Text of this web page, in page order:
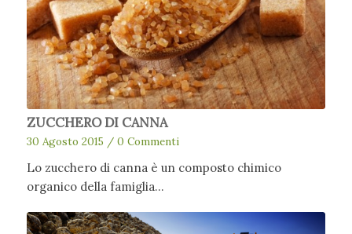
ZUCCHERO DI CANNA
30 Agosto 2015 / 0 Commenti
Lo zucchero di canna è un composto chimico
organico della famiglia…